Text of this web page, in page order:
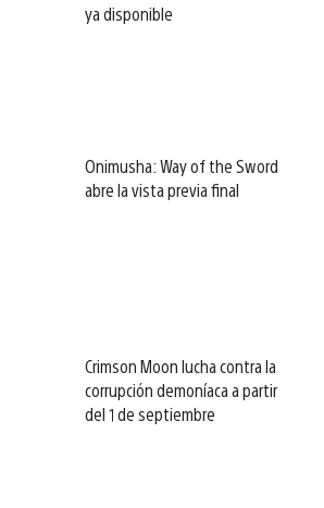
ya disponible
Onimusha: Way of the Sword
abre la vista previa final
Crimson Moon lucha contra la
corrupción demoníaca a partir
del 1 de septiembre